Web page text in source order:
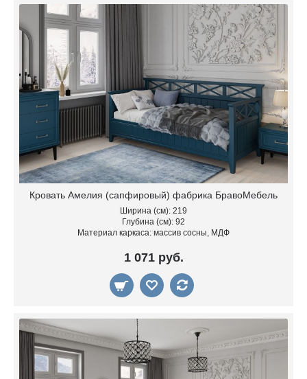
Кровать Амелия (сапфировый) фабрика БравоМебель
Ширина (см): 219
Глубина (см): 92
Материал каркаса: массив сосны, МДФ
1 071 руб.